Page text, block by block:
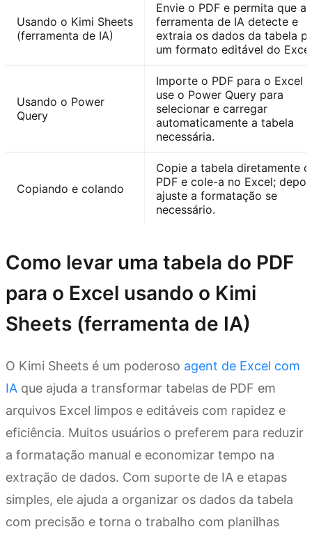
Usando o Kimi Sheets
(ferramenta de IA)
Envie o PDF e permita que a
ferramenta de IA detecte e
extraia os dados da tabela
um formato editável do
Usando o Power
Query
Importe o PDF para o Excel e
use o Power Query para
selecionar e carregar
automaticamente a tabela
necessária.
Copiando e colando
Copie a tabela diretamente
PDF e cole-a no Excel;
ajuste a formatação se
necessário.
Como levar uma tabela do PDF
para o Excel usando o Kimi
Sheets (ferramenta de IA)
O Kimi Sheets é um poderoso agent de Excel com
IA que ajuda a transformar tabelas de PDF em
arquivos Excel limpos e editáveis com rapidez e
eficiência. Muitos usuários o preferem para reduzir
a formatação manual e economizar tempo na
extração de dados. Com suporte de IA e etapas
simples, ele ajuda a organizar os dados da tabela
com precisão e torna o trabalho com planilhas